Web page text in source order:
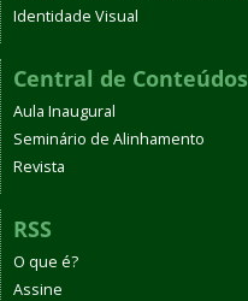
Identidade Visual
Central de Conteúdos
Aula Inaugural
Seminário de Alinhamento
Revista
RSS
O que é?
Assine